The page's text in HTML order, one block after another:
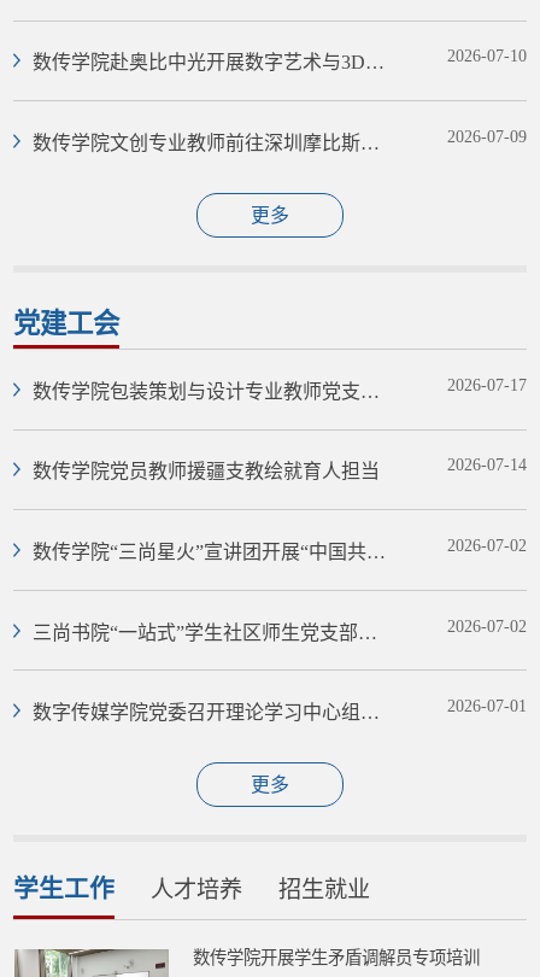
数传学院赴奥比中光开展数字艺术与3D视
2026-07-10
数传学院文创专业教师前往深圳摩比斯视
2026-07-09
更多
党建工会
数传学院包装策划与设计专业教师党支部
2026-07-17
数传学院党员教师援疆支教绘就育人担当 2026-07-14
数传学院“三尚星火”宣讲团开展“中国共产
2026-07-02
三尚书院“一站式”学生社区师生党支部开
2026-07-02
数字传媒学院党委召开理论学习中心组专
2026-07-01
更多
学生工作 人才培养 招生就业
数传学院开展学生矛盾调解员专项培训